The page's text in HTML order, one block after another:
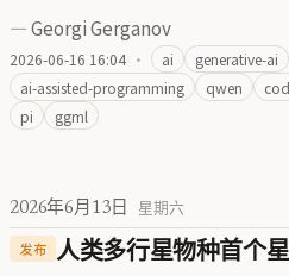
—Georgi Gerganov
2026-06-16 16:04 · ai generative-ai
ai-assisted-programming
qwen
pi
ggml
2026年6月13日 星期六
发布 人类多行星物种首个